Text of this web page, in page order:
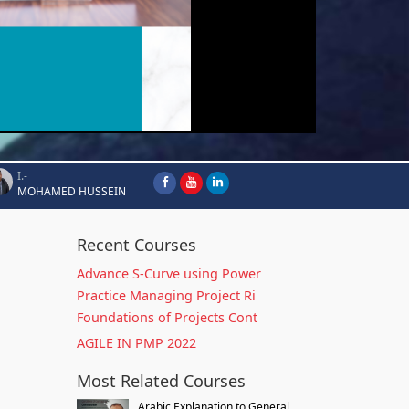
I.-
MOHAMED HUSSEIN
Recent Courses
Advance S-Curve using Power
Practice Managing Project Ri
Foundations of Projects Cont
AGILE IN PMP 2022
Most Related Courses